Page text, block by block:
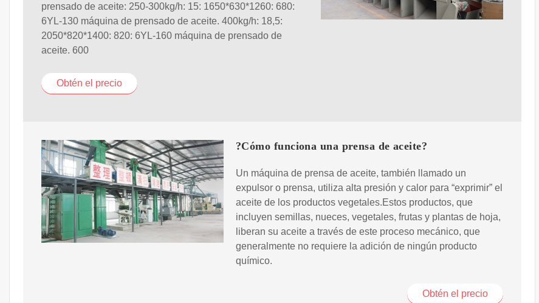
prensado de aceite: 250-300kg/h: 15: 1650*630*1260: 680:
6YL-130 máquina de prensado de aceite. 400kg/h: 18,5:
2050*820*1400: 820: 6YL-160 máquina de prensado de
aceite. 600
Obtén el precio
?Cómo funciona una prensa de aceite?
Un máquina de prensa de aceite, también llamado un
expulsor o prensa, utiliza alta presión y calor para “exprimir” el
aceite de los productos vegetales.Estos productos, que
incluyen semillas, nueces, vegetales, frutas y plantas de hoja,
liberan su aceite a través de este proceso mecánico, que
generalmente no requiere la adición de ningún producto
químico.
Obtén el precio